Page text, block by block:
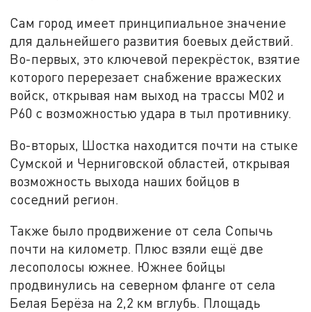
Сам город имеет принципиальное значение
для дальнейшего развития боевых действий.
Во-первых, это ключевой перекрёсток, взятие
которого перерезает снабжение вражеских
войск, открывая нам выход на трассы М02 и
Р60 с возможностью удара в тыл противнику.
Во-вторых, Шостка находится почти на стыке
Сумской и Черниговской областей, открывая
возможность выхода наших бойцов в
соседний регион.
Также было продвижение от села Сопычь
почти на километр. Плюс взяли ещё две
лесополосы южнее. Южнее бойцы
продвинулись на северном фланге от села
Белая Берёза на 2,2 км вглубь. Площадь